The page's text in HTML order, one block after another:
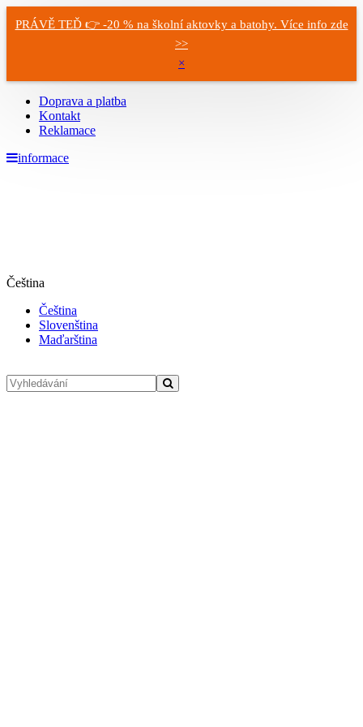
PRÁVĚ TEĎ 👉 -20 % na školní aktovky a batohy. Více info zde
>>
×
Doprava a platba
Kontakt
Reklamace
informace
Čeština
Čeština
Slovenština
Maďarština